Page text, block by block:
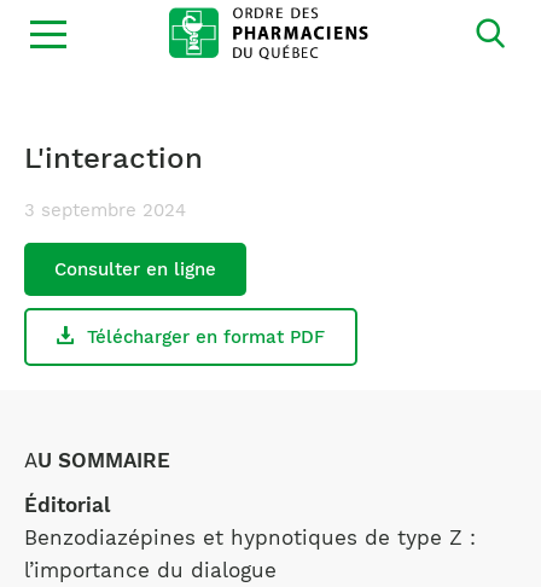
Ouvrir
la
L'interaction
3 septembre 2024
Consulter en ligne
Télécharger en format PDF
AU SOMMAIRE
Éditorial
Benzodiazépines et hypnotiques de type Z :
l’importance du dialogue